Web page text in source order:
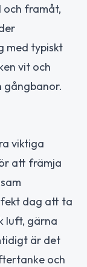
framåt,
med typiskt
vit och
gångbanor.
viktiga
att främja
dag att ta
luft, gärna
är det
och